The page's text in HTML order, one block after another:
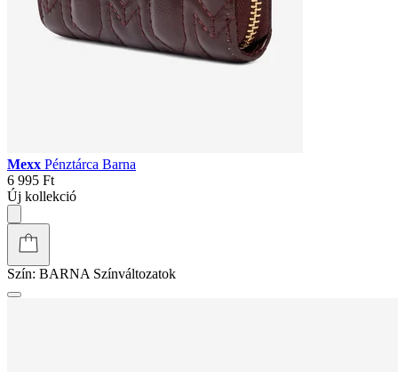
Mexx Pénztárca Barna
6 995 Ft
Új kollekció
Szín: BARNA Színváltozatok